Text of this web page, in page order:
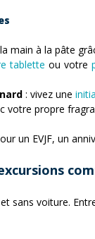
à la pâte
tablette ou votre
: vivez une
votre propre
un EVJF, un
sans voiture.